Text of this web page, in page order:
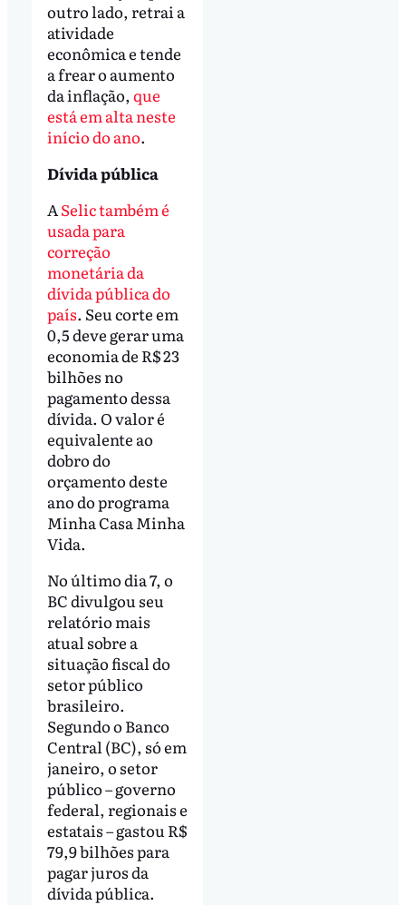
outro lado, retrai a
atividade
econômica e tende
a frear o aumento
da inflação, que
está em alta neste
início do ano.
Dívida pública
ASelic também é
usada para
correção
monetária da
dívida pública do
país. Seu corte em
0,5 deve gerar uma
economia de R$ 23
bilhões no
pagamento dessa
dívida. O valor é
equivalente ao
dobro do
orçamento deste
ano do programa
Minha Casa Minha
Vida.
No último dia 7, o
BC divulgou seu
relatório mais
atual sobre a
situação fiscal do
setor público
brasileiro.
Segundo o Banco
Central (BC), só em
janeiro, o setor
público – governo
federal, regionais e
estatais – gastou R$
79,9 bilhões para
pagar juros da
dívida pública.